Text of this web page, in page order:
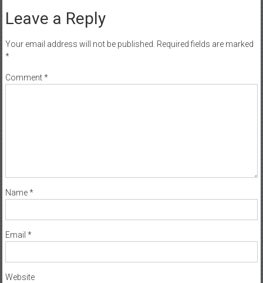
Leave a Reply
Your email address will not be published. Required fields are marked
*
Comment*
Name*
Email *
Website